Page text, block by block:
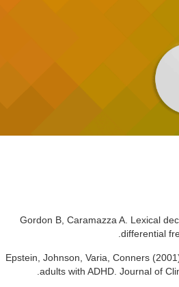
Gordon B, Caramazza A. Lexical
differential
Epstein, Johnson, Varia, Conners
adults with ADHD. Journal of